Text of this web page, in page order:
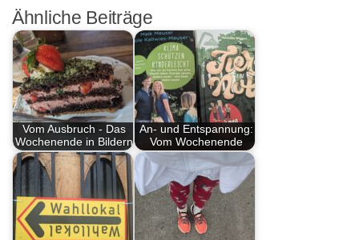
Ähnliche Beiträge
Vom Ausbruch - Das
Wochenende in Bildern
An- und Entspannung:
Vom Wochenende